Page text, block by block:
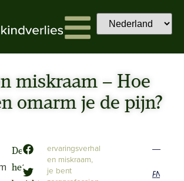
miskraam – Hoe
omarm je de pijn?
Deel
het
ervaringsverhal
en miskraam,
je bent
Previous